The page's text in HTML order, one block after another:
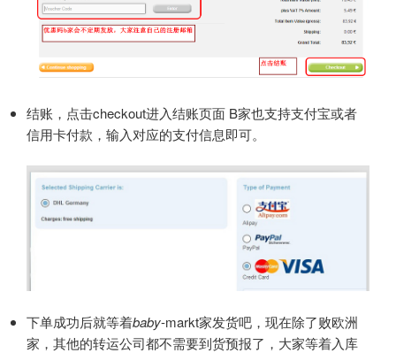
结账，点击checkout进入结账页面 B家也支持支付宝或者
信用卡付款，输入对应的支付信息即可。
下单成功后就等着baby-markt家发货吧，现在除了败欧洲
家，其他的转运公司都不需要到货预报了，大家等着入库